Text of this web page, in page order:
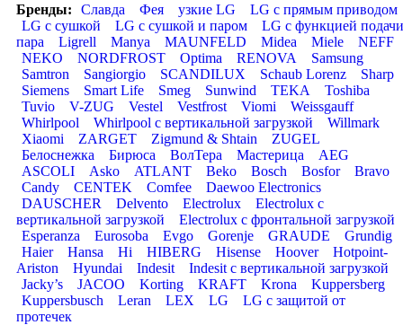
Бренды:
Славда Фея узкие LG
LG с прямым приводом
LG с сушкой
LG с сушкой и паром
LG с функцией подачи
пара
Ligrell Manya MAUNFELD Midea Miele
NEFF
NEKO
NORDFROST Optima RENOVA
Samsung
Samtron
Sangiorgio SCANDILUX Schaub Lorenz
Sharp
Siemens
Smart Life Smeg Sunwind TEKA
Toshiba
Tuvio
V-ZUG Vestel Vestfrost Viomi
Weissgauff
Whirlpool
Whirlpool с вертикальной загрузкой
Willmark
Xiaomi
ZARGET Zigmund & Shtain
ZUGEL
Белоснежка
Бирюса ВолТера Мастерица
AEG
ASCOLI
Asko ATLANT Beko Bosch Bosfor
Bravo
Candy
CENTEK Comfee
Daewoo Electronics
DAUSCHER
Delvento Electrolux
Electrolux с
вертикальной загрузкой
Electrolux с фронтальной загрузкой
Esperanza
Eurosoba Evgo Gorenje GRAUDE
Grundig
Haier
Hansa Hi HIBERG Hisense Hoover
Hotpoint-
Ariston
Hyundai Indesit
Indesit с вертикальной загрузкой
Jacky’s
JACOO Korting KRAFT Krona
Kuppersberg
Kuppersbusch
Leran LEX LG
LG с защитой от
протечек